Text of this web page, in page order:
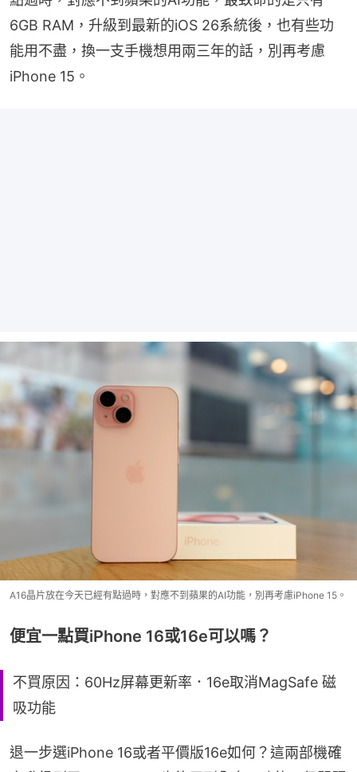
6GB RAM，升級到最新的iOS 26系統後，也有些功
能用不盡，換一支手機想用兩三年的話，別再考慮
iPhone 15。
A16晶片放在今天已經有點過時，對應不到蘋果的AI功能，別再考慮iPhone 15。
便宜一點買iPhone 16或16e可以嗎？
不買原因：60Hz屏幕更新率．16e取消MagSafe 磁
吸功能
退一步選iPhone 16或者平價版16e如何？這兩部機確